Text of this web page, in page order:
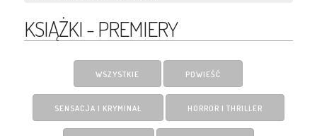
KSIĄŻKI - PREMIERY
WSZYSTKIE POWIEŚĆ
SENSACJA I KRYMINAŁ HORROR I THRILLER